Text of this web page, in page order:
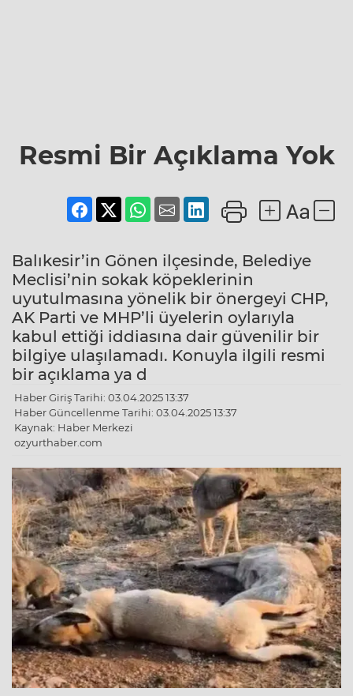
Resmi Bir Açıklama Yok
Balıkesir’in Gönen ilçesinde, Belediye
Meclisi’nin sokak köpeklerinin
uyutulmasına yönelik bir önergeyi CHP,
AK Parti ve MHP’li üyelerin oylarıyla
kabul ettiği iddiasına dair güvenilir bir
bilgiye ulaşılamadı. Konuyla ilgili resmi
bir açıklama ya d
Haber Giriş Tarihi: 03.04.2025 13:37
Haber Güncellenme Tarihi: 03.04.2025 13:37
Kaynak: Haber Merkezi
ozyurthaber.com